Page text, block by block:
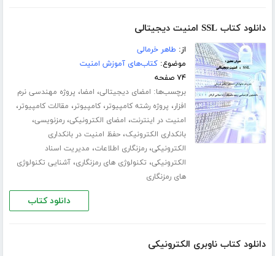
دانلود کتاب SSL امنیت دیجیتالی
از: طاهر خرمالی
موضوع:کتاب‌های آموزش امنیت
۷۴ صفحه
برچسب‌ها: امضای دیجیتالی، امضا، پروژه مهندسی نرم
افزار، پروژه رشته کامپیوتر،کامپیوتر، مقالات کامپیوتر،
امنیت در اینترنت، امضای الکترونیکی،رمزنویسی،
بانکداری الکترونیک،حفظ امنیت در بانکداری
الکترونیکی،رمزنگاری اطلاعات، مدیریت اسناد
الکترونیکی، تکنولوژی های رمزنگاری،آشنایی تکنولوژی
های رمزنگاری
دانلود کتاب
دانلود کتاب ناوبری الکترونیکی